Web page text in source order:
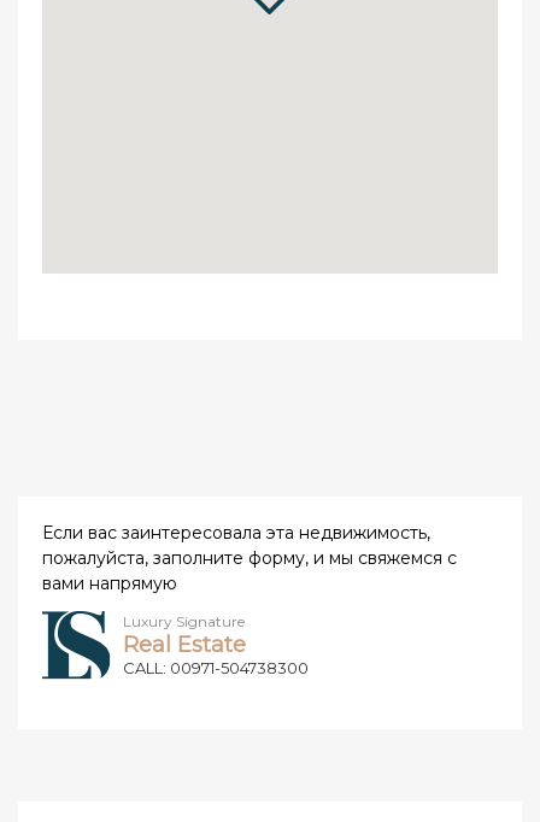
Если вас заинтересовала эта недвижимость,
пожалуйста, заполните форму, и мы свяжемся с
вами напрямую
Luxury Signature
Real Estate
CALL: 00971-504738300